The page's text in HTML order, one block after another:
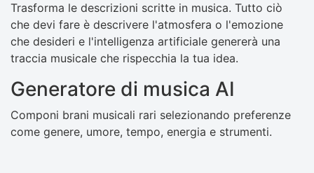
Trasforma le descrizioni scritte in musica. Tutto ciò
che devi fare è descrivere l'atmosfera o l'emozione
che desideri e l'intelligenza artificiale genererà una
traccia musicale che rispecchia la tua idea.
Generatore di musica AI
Componi brani musicali rari selezionando preferenze
come genere, umore, tempo, energia e strumenti.